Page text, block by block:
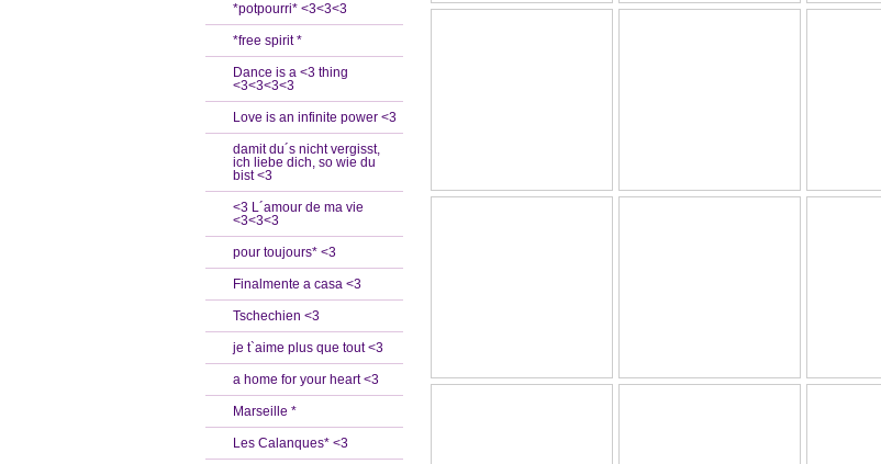
*potpourri* <3<3<3
*free spirit *
Dance is a <3 thing
<3<3<3<3
Love is an infinite power <3
damit du´s nicht vergisst,
ich liebe dich, so wie du
bist <3
<3 L´amour de ma vie
<3<3<3
pour toujours* <3
Finalmente a casa <3
Tschechien <3
je t`aime plus que tout <3
a home for your heart <3
Marseille *
Les Calanques* <3